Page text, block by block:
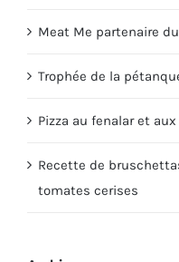
Meat Me partenaire
Trophée de la
Pizza au fenalar et
Recette de
tomates cerises